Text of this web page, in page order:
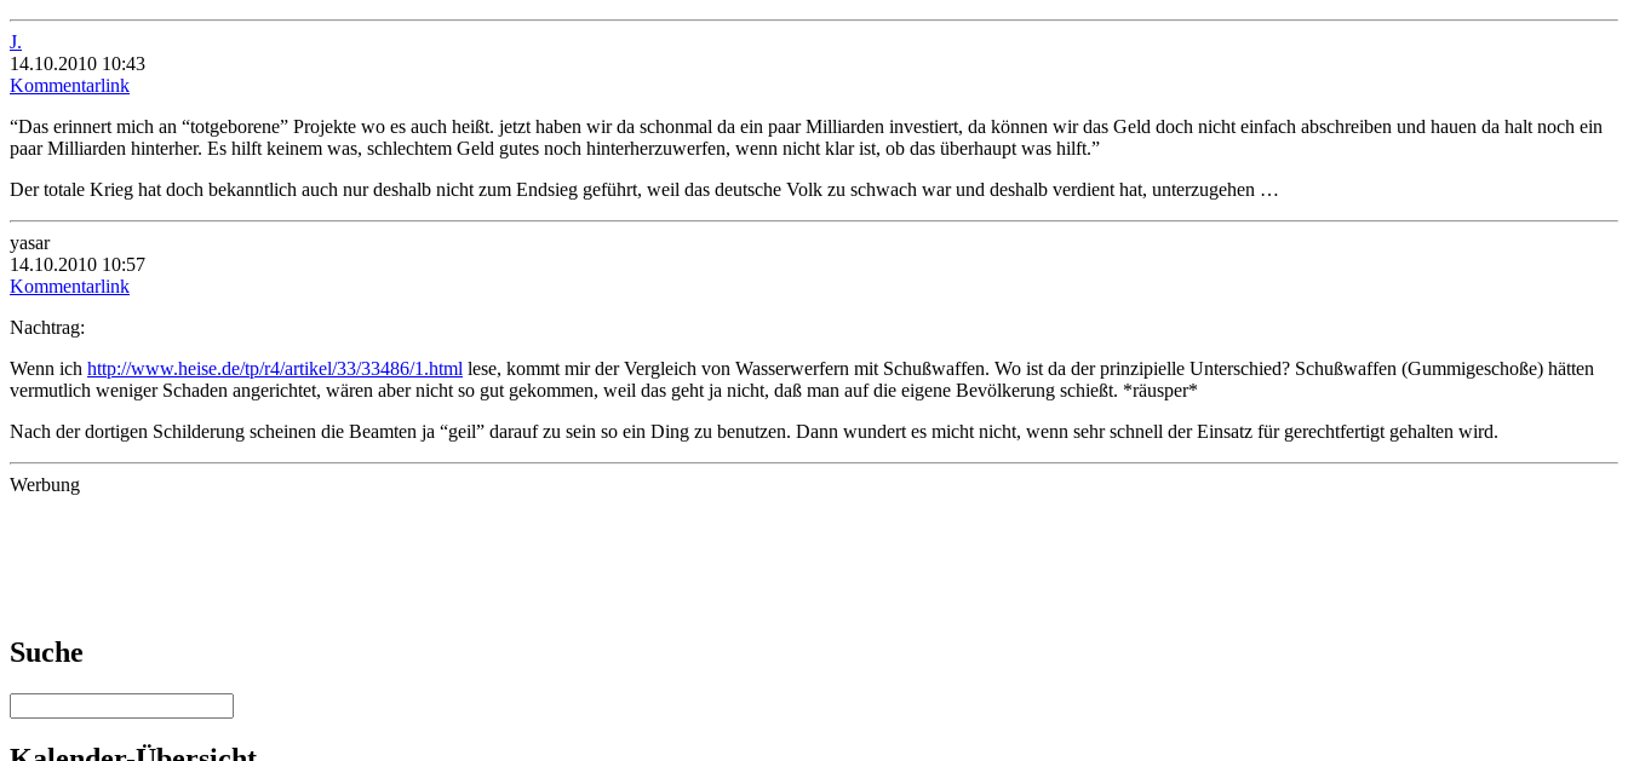
J.
14.10.2010 10:43
Kommentarlink
“Das erinnert mich an “totgeborene” Projekte wo es auch heißt. jetzt haben wir da schonmal da ein paar Milliarden investiert, da können wir das Geld doch nicht einfach abschreiben und hauen da halt noch ein
paar Milliarden hinterher. Es hilft keinem was, schlechtem Geld gutes noch hinterherzuwerfen, wenn nicht klar ist, ob das überhaupt was hilft.”
Der totale Krieg hat doch bekanntlich auch nur deshalb nicht zum Endsieg geführt, weil das deutsche Volk zu schwach war und deshalb verdient hat, unterzugehen …
yasar
14.10.2010 10:57
Kommentarlink
Nachtrag:
Wenn ich http://www.heise.de/tp/r4/artikel/33/33486/1.html lese, kommt mir der Vergleich von Wasserwerfern mit Schußwaffen. Wo ist da der prinzipielle Unterschied? Schußwaffen (Gummigeschoße) hätten
vermutlich weniger Schaden angerichtet, wären aber nicht so gut gekommen, weil das geht ja nicht, daß man auf die eigene Bevölkerung schießt. *räusper*
Nach der dortigen Schilderung scheinen die Beamten ja “geil” darauf zu sein so ein Ding zu benutzen. Dann wundert es micht nicht, wenn sehr schnell der Einsatz für gerechtfertigt gehalten wird.
Werbung
Suche